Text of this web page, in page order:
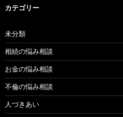
カテゴリー
未分類
相続の悩み相談
お金の悩み相談
不倫の悩み相談
人づきあい